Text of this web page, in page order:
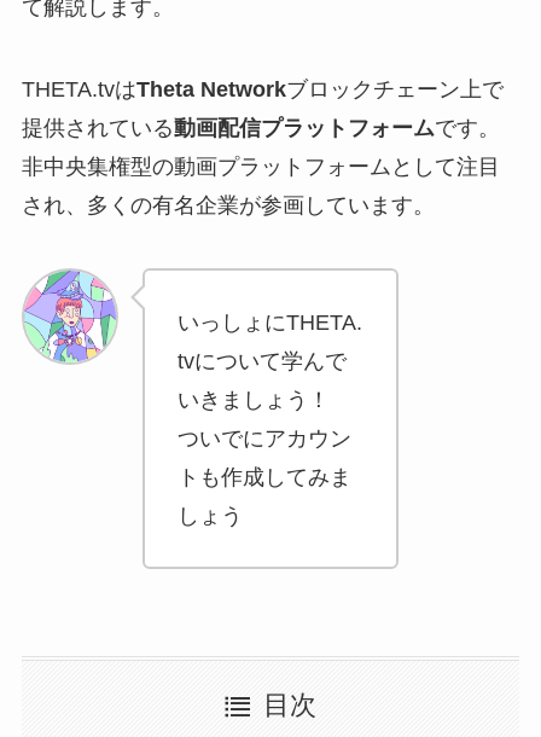
て解説します。
THETA.tvはTheta Networkブロックチェーン上で
提供されている動画配信プラットフォームです。
非中央集権型の動画プラットフォームとして注目
され、多くの有名企業が参画しています。
いっしょにTHETA.
tvについて学んで
いきましょう！
ついでにアカウン
トも作成してみま
しょう
目次